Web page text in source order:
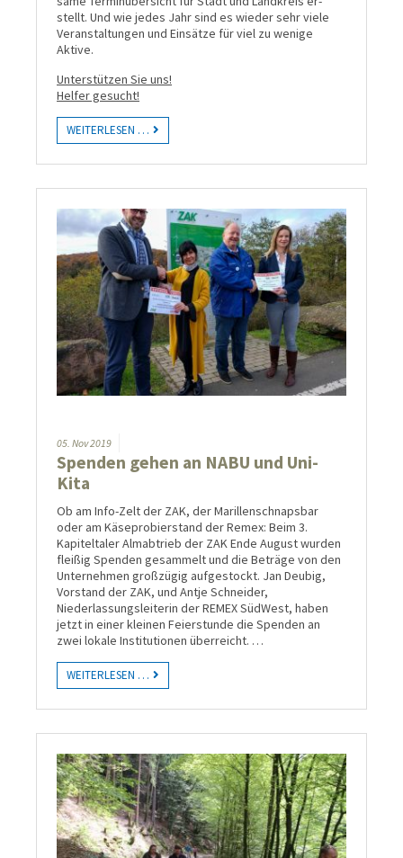
stellt. Und wie jedes Jahr sind es wie­der sehr viele
Ver­an­stal­tun­gen und Ein­sätze für viel zu wenige
Aktive.
Unter­stützen Sie uns!
Helfer gesucht!
WEITERLESEN …
05. Nov2019
Spenden gehen an NABU und Uni-
Kita
Ob am Info-Zelt der ZAK, der Marillenschnapsbar
oder am Käseprobierstand der Remex: Beim 3.
Kapiteltaler Almabtrieb der ZAK Ende August wurden
fleißig Spenden gesammelt und die Beträge von den
Unternehmen großzügig aufgestockt. Jan Deubig,
Vorstand der ZAK, und Antje Schneider,
Niederlassungsleiterin der REMEX SüdWest, haben
jetzt in einer kleinen Feierstunde die Spenden an
zwei lokale Institutionen über­reicht. …
WEITERLESEN …